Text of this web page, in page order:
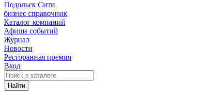
Подольск Сити
бизнес справочник
Каталог компаний
Афиша событий
Журнал
Новости
Ресторанная премия
Вход
Найти